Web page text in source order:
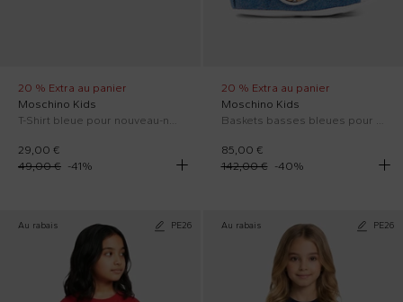
20 % Extra au panier
Moschino Kids
T-Shirt bleue pour nouveau-nés avec logo
29,00 €
49,00 € -41%
20 % Extra au panier
Moschino Kids
Baskets basses bleues pour bébé garçon avec logo
85,00 €
142,00 €
-40%
Au rabais PE26 Au rabais PE26